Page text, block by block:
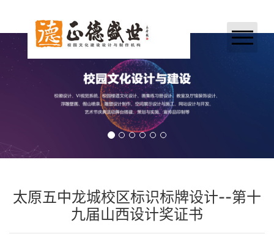
网站首页
案例展示
加入正德
联系我们
太原五中龙城校区标识标牌设计--第十
九届山西设计奖证书